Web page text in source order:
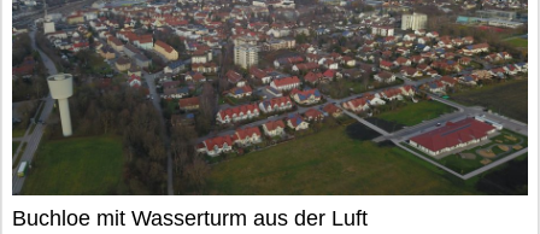
Buchloe mit Wasserturm aus der Luft